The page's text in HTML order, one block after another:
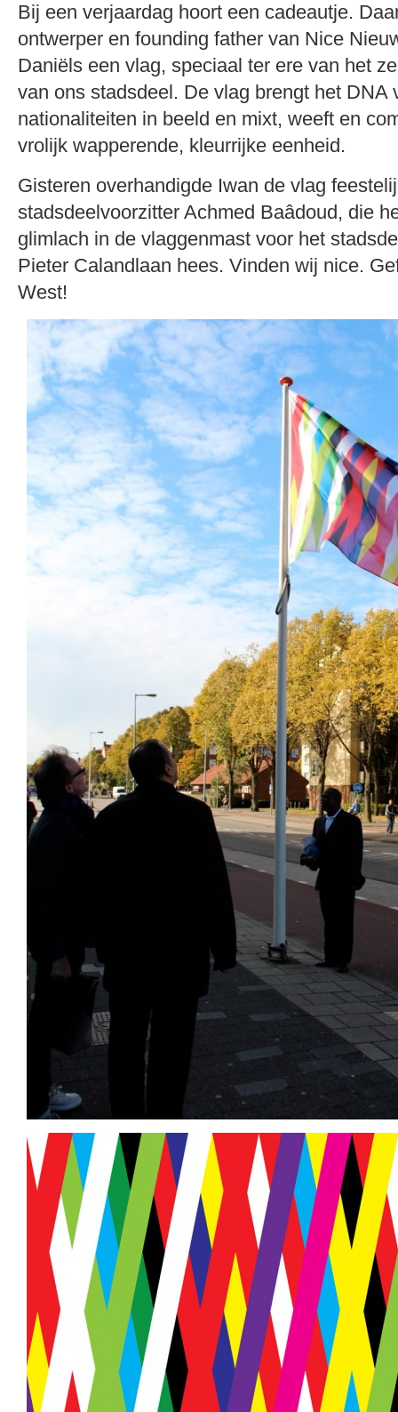
Bij een verjaardag hoort een cadeautje.
ontwerper en founding father van Nice
Daniëls een vlag, speciaal ter ere van het
van ons stadsdeel. De vlag brengt het DNA
nationaliteiten in beeld en mixt, weeft en
vrolijk wapperende, kleurrijke eenheid.
Gisteren overhandigde Iwan de vlag
stadsdeelvoorzitter Achmed Baâdoud, die
glimlach in de vlaggenmast voor het
Pieter Calandlaan hees. Vinden wij nice.
West!